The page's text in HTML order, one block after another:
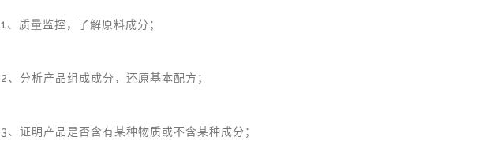
1、质量监控，了解原料成分；
2、分析产品组成成分，还原基本配方；
3、证明产品是否含有某种物质或不含某种成分；